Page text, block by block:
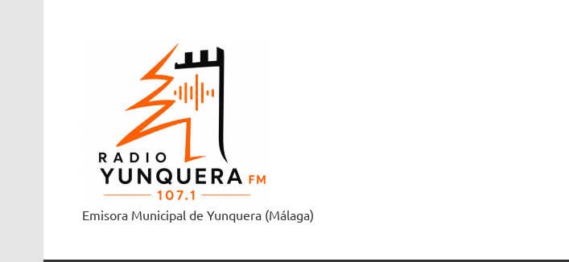
Emisora Municipal de Yunquera (Málaga)